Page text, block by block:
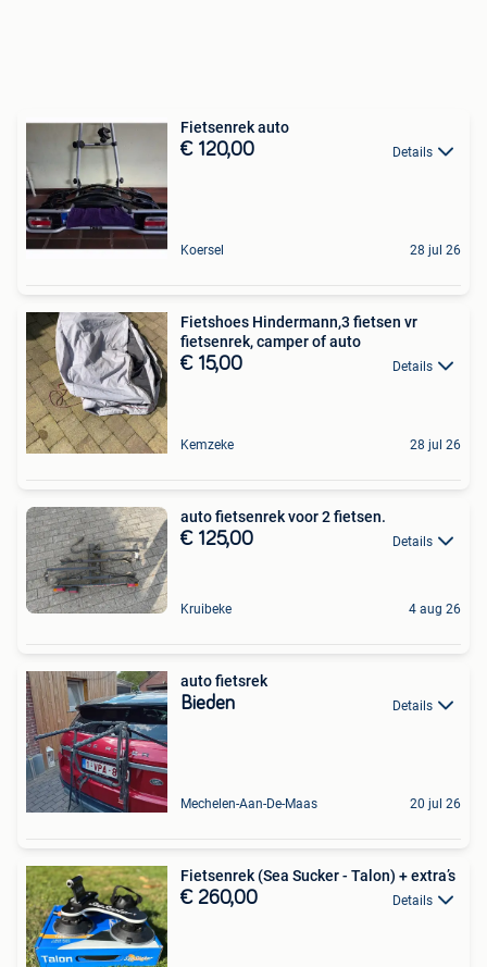
Fietsenrek auto
€ 120,00 Details
Koersel 28 jul 26
Fietshoes Hindermann,3 fietsen vr
fietsenrek, camper of auto
€ 15,00 Details
Kemzeke 28 jul 26
auto fietsenrek voor 2 fietsen.
€ 125,00 Details
Kruibeke 4 aug 26
auto fietsrek
Bieden Details
Mechelen-Aan-De-Maas 20 jul 26
Fietsenrek (Sea Sucker - Talon) + extra’s
€ 260,00 Details